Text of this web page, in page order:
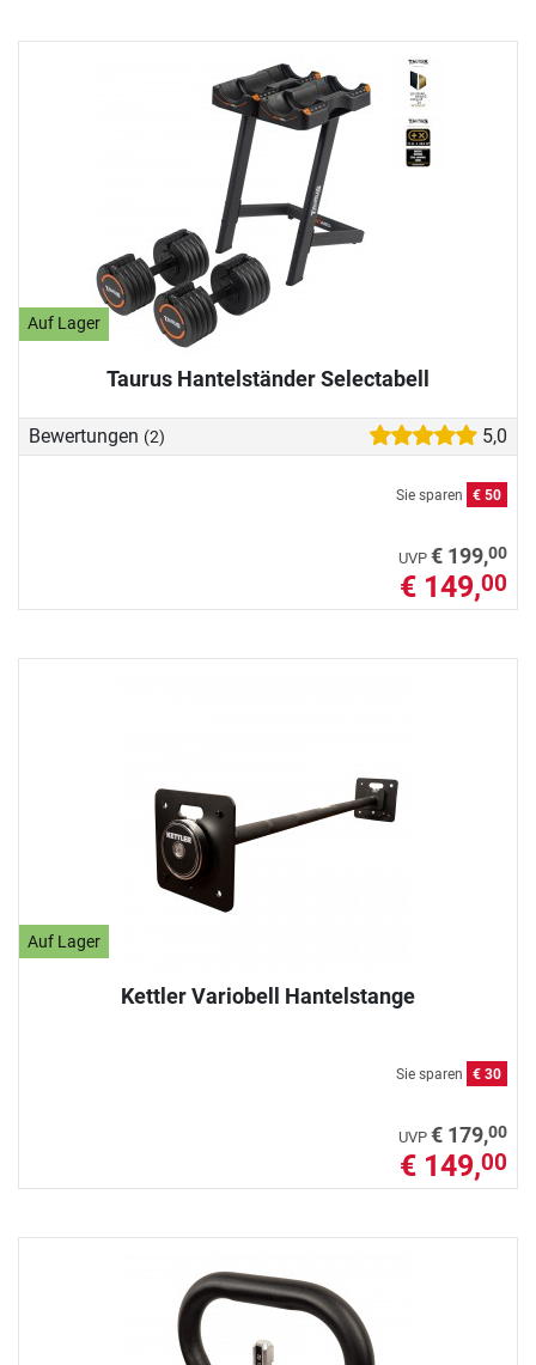
Auf Lager
Taurus Hantelständer Selectabell
Bewertungen (2) 5,0
Sie sparen € 50
UVP € 199,00
€ 149,00
Auf Lager
Kettler Variobell Hantelstange
Sie sparen € 30
UVP € 179,00
€ 149,00